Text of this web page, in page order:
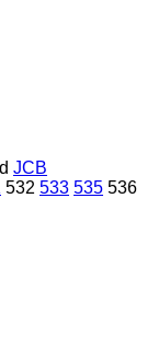
JCB
532 533 535 536